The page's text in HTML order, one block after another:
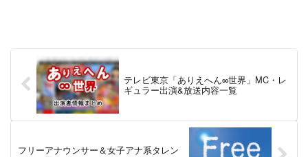
テレビ東京「ありえへん∞世界」MC・レ
ギュラー出演&放送内容一覧
フリーアナウンサー＆女子アナ系タレン